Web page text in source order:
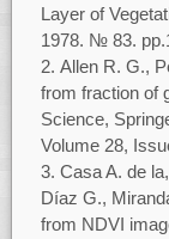
Layer of
1978. № 83.
Allen R. G.,
from fraction of
Science,
Volume 28,
Casa A. de
Díaz G.,
from NDVI